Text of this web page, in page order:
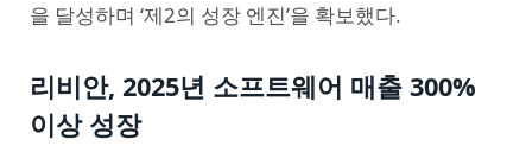
을 달성하며 ‘제2의 성장 엔진’을 확보했다.
리비안, 2025년 소프트웨어 매출 300%
이상 성장